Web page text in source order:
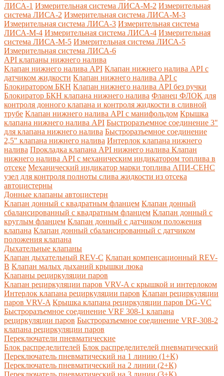
ЛИСА-1 Измерительная система ЛИСА-М-2 Измерительная
система ЛИСА-2 Измерительная система ЛИСА-М-3
Измерительная система ЛИСА-3 Измерительная система
ЛИСА-М-4 Измерительная система ЛИСА-4 Измерительная
система ЛИСА-М-5 Измерительная система ЛИСА-5
Измерительная система ЛИСА-6
API клапаны нижнего налива
Клапан нижнего налива API Клапан нижнего налива API с
датчиком жидкости Клапан нижнего налива API с
Блокиратором БКН Клапан нижнего налива API без ручки
Блокиратор БКН клапана нижнего налива Фланец ФЛОК для
контроля донного клапана и контроля жидкости в сливной
трубе Клапан нижнего налива API с манифольдом Крышка
клапана нижнего налива API Быстроразъемное соединение 3"
для клапана нижнего налива Быстроразъемное соединение
2,5" клапана нижнего налива Интерлок клапана нижнего
налива Прокладка клапана API нижнего налива Клапан
нижнего налива API с механическим индикатором топлива в
отсеке Механический индикатор марки топлива АПИ-СЕНС
узел для контроля полноты слива жидкости из отсека
автоцистерны
Донные клапаны автоцистерн
Клапан донный с квадратным фланцем Клапан донный
сбалансированный с квадратным фланцем Клапан донный с
круглым фланцем Клапан донный с датчиком положения
клапана Клапан донный сбалансированный с датчиком
положения клапана
Дыхательные клапаны
Клапан дыхательный REV-C Клапан компенсационный REV-
B Клапан малых дыханий крышки люка
Клапаны рециркуляции паров
Клапан рециркуляции паров VRV-A с крышкой и интерлоком
Интерлок клапана рециркуляции паров Клапан рециркуляции
паров VRV-A Крышка клапана рециркуляции паров DG-VC
Быстроразъемное соединение VRF 308-1 клапана
рециркуляции паров Быстроразъемное соединение VRF-308-2
клапана рециркуляции паров
Переключатели пневматические
Блок распределителей Блок распределителей пневматический
Переключатель пневматический на 1 линию (1+К)
Переключатель пневматический на 2 линии (2+К)
Переключатель пневматический на 3 линии (3+К)